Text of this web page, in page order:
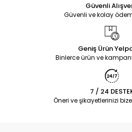
Güvenli
Güvenli ve kolay
Geniş Ürün
Binlerce ürün ve
7 / 24
Öneri ve şikayetlerinizi